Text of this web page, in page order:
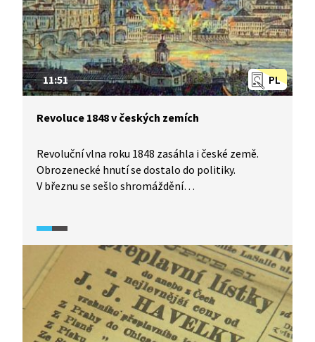
PL
11:51
Revoluce 1848 v českých zemích
Revoluční vlna roku 1848 zasáhla i české země.
Obrozenecké hnutí se dostalo do politiky.
V březnu se sešlo shromáždění
Slovanského sjezdu na červen 1848. Jak souvisely
události s českým národním obrozením? Co jsou
mýty a co skutečnost? Podívejte se
na podrobnosti v širších souvislostech.